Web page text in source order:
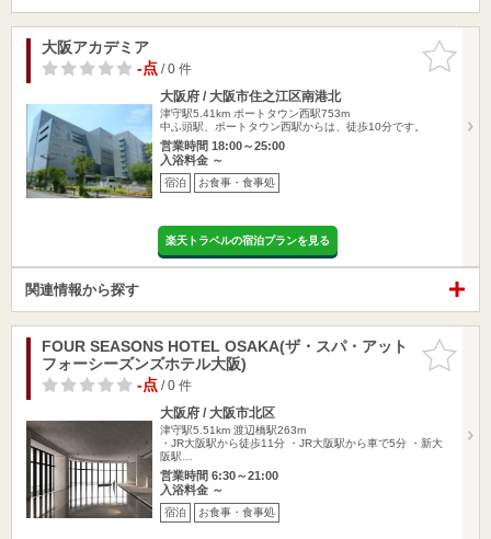
お気に入
りに追加
大阪アカデミア
-点/ 0 件
大阪府 / 大阪市住之江区南港北
津守駅5.41km ポートタウン西駅753m
中ふ頭駅、ポートタウン西駅からは、徒歩10分です。
営業時間 18:00～25:00
入浴料金 ～
宿泊 お食事・食事処
楽天トラベルの宿泊プランを見る
関連情報から探す
お気に入
りに追加
FOUR SEASONS HOTEL OSAKA(ザ・スパ・アット
フォーシーズンズホテル大阪)
-点/ 0 件
大阪府 / 大阪市北区
津守駅5.51km 渡辺橋駅263m
・JR大阪駅から徒歩11分 ・JR大阪駅から車で5分 ・新大
阪駅…
営業時間 6:30～21:00
入浴料金 ～
宿泊 お食事・食事処